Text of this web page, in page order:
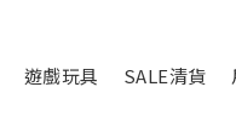
遊戲玩具 SALE清貨